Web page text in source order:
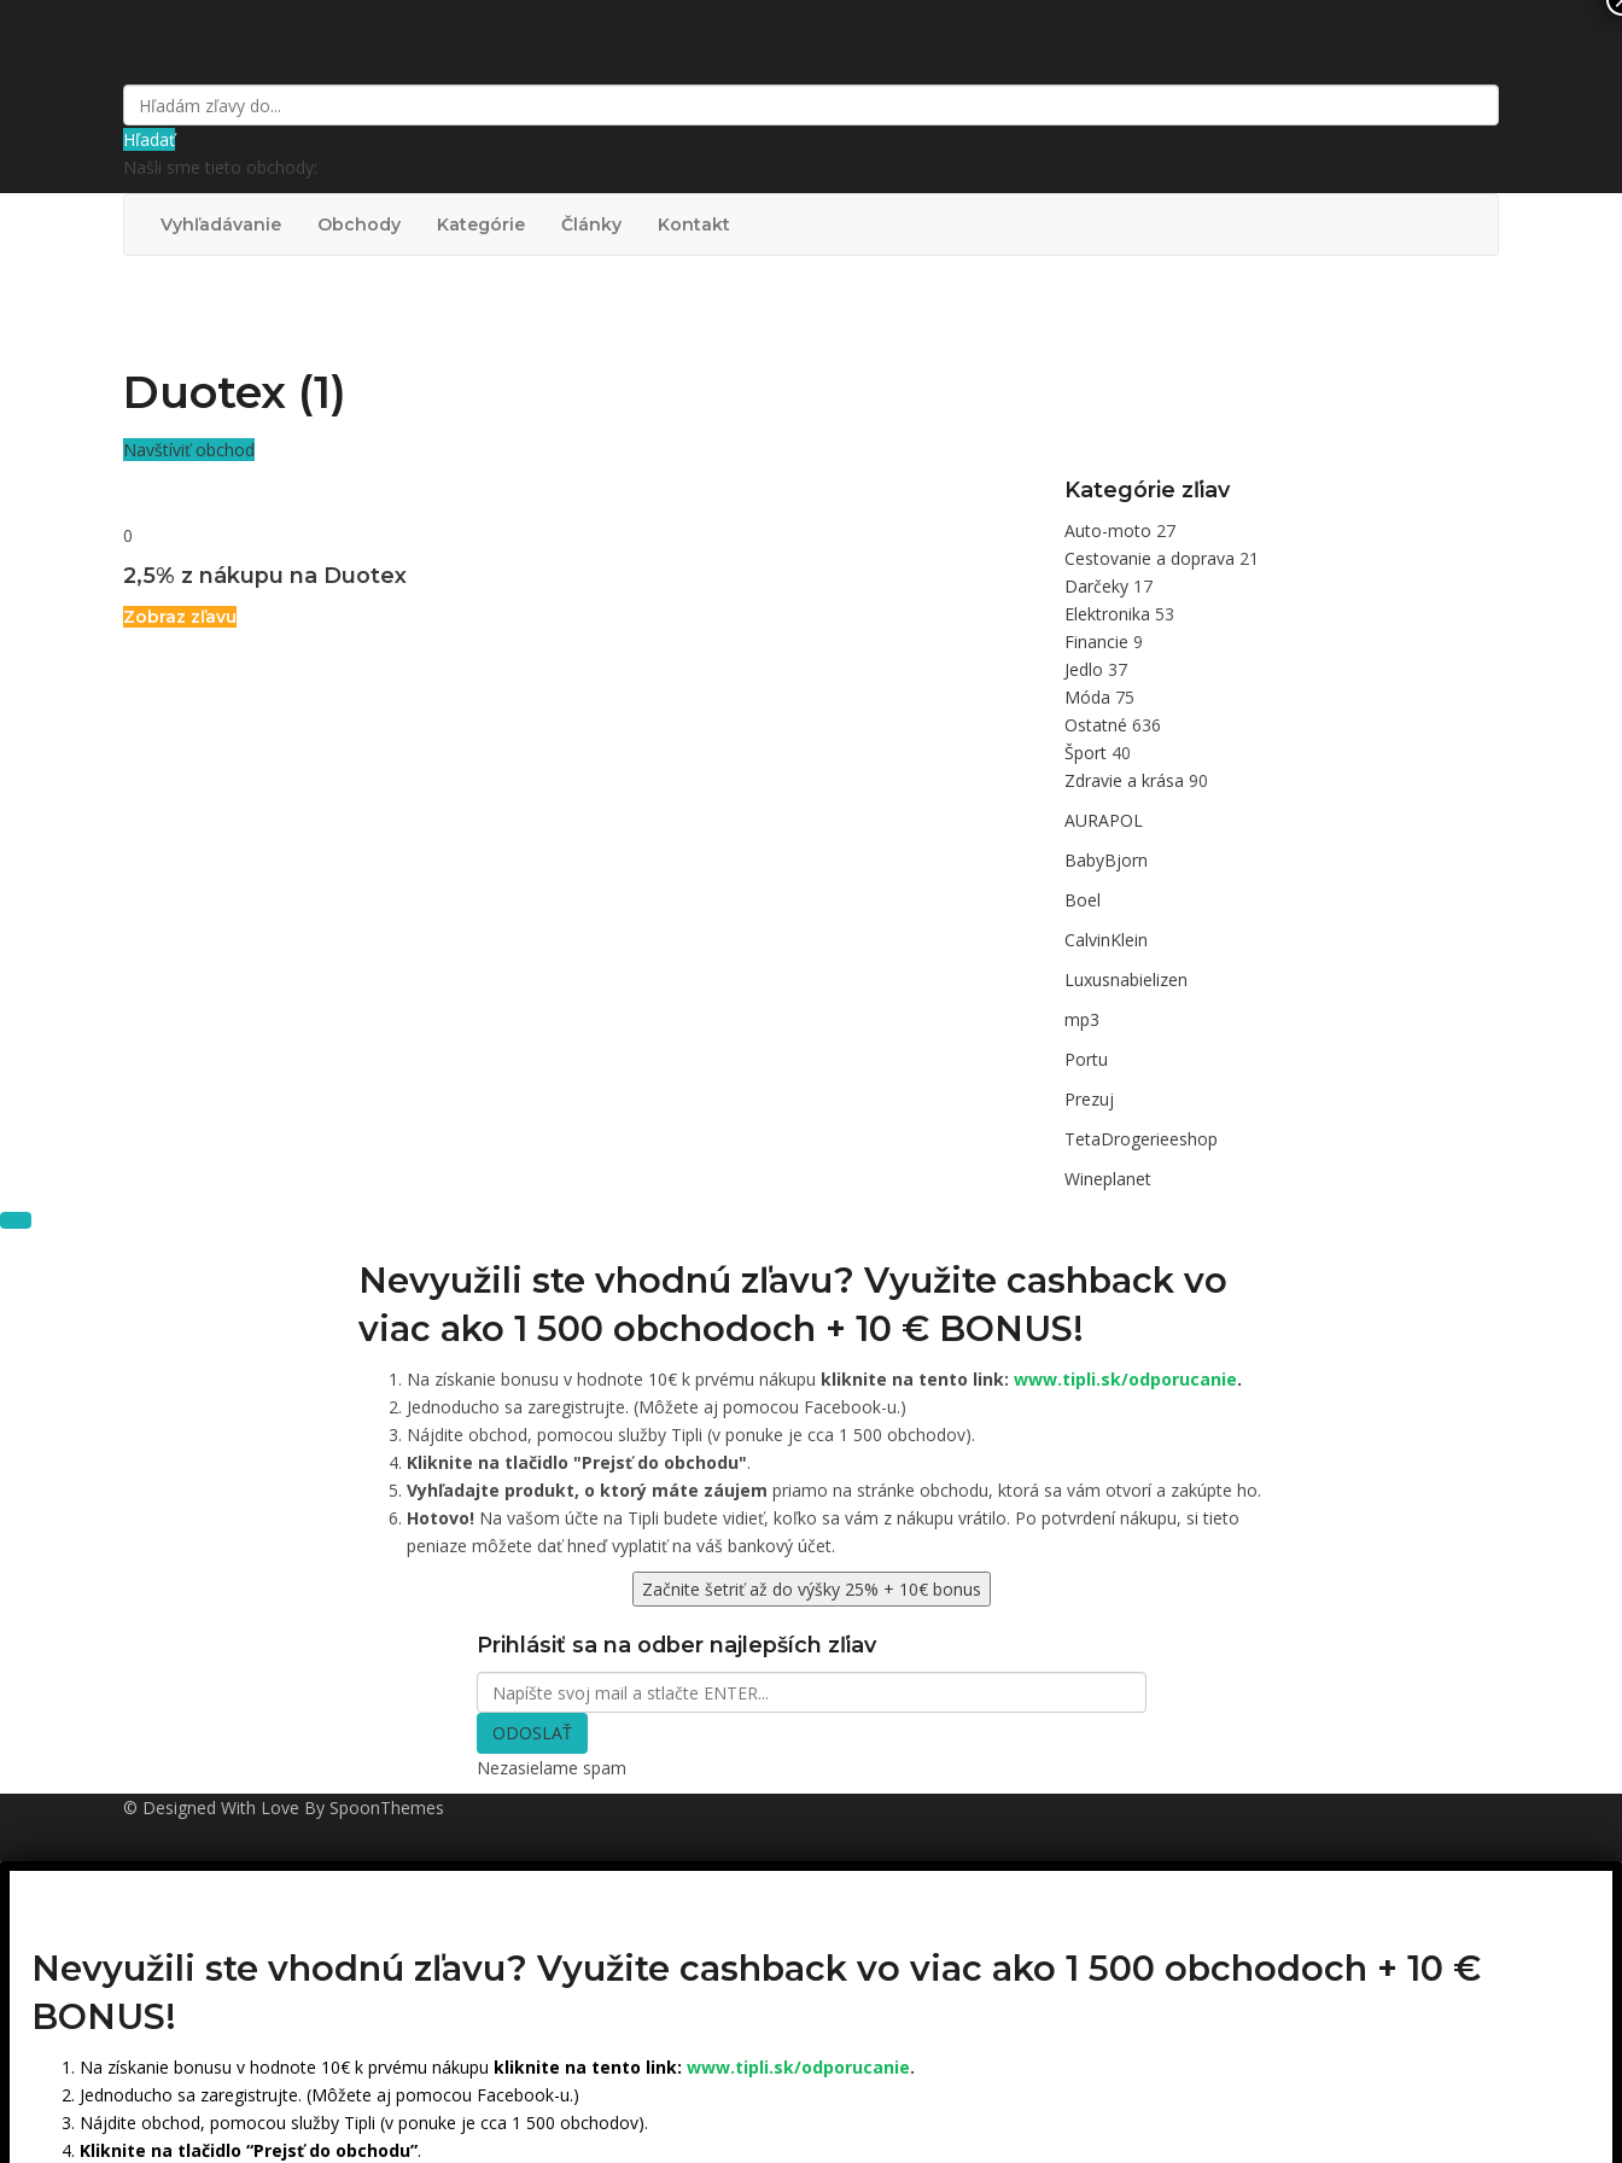
Hľadať
Našli sme tieto obchody:
Vyhľadávanie Obchody Kategórie Články Kontakt
Duotex (1)
Navštíviť obchod
0
2,5% z nákupu na Duotex
Zobraz zľavu
Kategórie zľiav
Auto-moto 27
Cestovanie a doprava 21
Darčeky 17
Elektronika 53
Financie 9
Jedlo 37
Móda 75
Ostatné 636
Šport 40
Zdravie a krása 90
AURAPOL
BabyBjorn
Boel
CalvinKlein
Luxusnabielizen
mp3
Portu
Prezuj
TetaDrogerieeshop
Wineplanet
Nevyužili ste vhodnú zľavu? Využite cashback vo
viac ako 1 500 obchodoch + 10 € BONUS!
Na získanie bonusu v hodnote 10€ k prvému nákupu kliknite na tento link: www.tipli.sk/odporucanie.
Jednoducho sa zaregistrujte. (Môžete aj pomocou Facebook-u.)
Nájdite obchod, pomocou služby Tipli (v ponuke je cca 1 500 obchodov).
Kliknite na tlačidlo "Prejsť do obchodu".
Vyhľadajte produkt, o ktorý máte záujem priamo na stránke obchodu, ktorá sa vám otvorí a zakúpte ho.
Hotovo! Na vašom účte na Tipli budete vidieť, koľko sa vám z nákupu vrátilo. Po potvrdení nákupu, si tieto
peniaze môžete dať hneď vyplatiť na váš bankový účet.
Začnite šetriť až do výšky 25% + 10€ bonus
Prihlásiť sa na odber najlepších zľiav
ODOSLAŤ
Nezasielame spam
© Designed With Love By SpoonThemes
Nevyužili ste vhodnú zľavu? Využite cashback vo viac ako 1 500 obchodoch + 10 €
BONUS!
Na získanie bonusu v hodnote 10€ k prvému nákupu kliknite na tento link: www.tipli.sk/odporucanie.
Jednoducho sa zaregistrujte. (Môžete aj pomocou Facebook-u.)
Nájdite obchod, pomocou služby Tipli (v ponuke je cca 1 500 obchodov).
Kliknite na tlačidlo “Prejsť do obchodu”.